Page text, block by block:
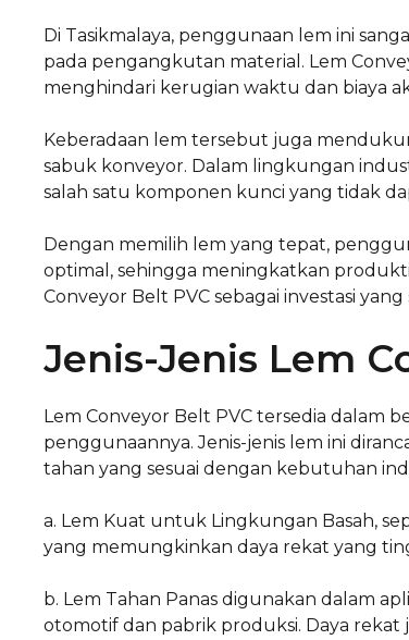
Di Tasikmalaya, penggunaan lem ini
pada pengangkutan material. Lem
menghindari kerugian waktu dan biaya
Keberadaan lem tersebut juga
sabuk konveyor. Dalam lingkungan
salah satu komponen kunci yang tidak
Dengan memilih lem yang tepat,
optimal, sehingga meningkatkan
Conveyor Belt PVC sebagai investasi
Jenis-Jenis Lem
Lem Conveyor Belt PVC tersedia dalam
penggunaannya. Jenis-jenis lem ini
tahan yang sesuai dengan kebutuhan
a. Lem Kuat untuk Lingkungan Basah,
yang memungkinkan daya rekat yang
b. Lem Tahan Panas digunakan dalam
otomotif dan pabrik produksi. Daya